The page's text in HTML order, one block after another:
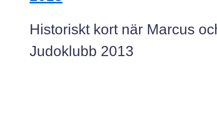
Historiskt kort när Marcus
Judoklubb 2013